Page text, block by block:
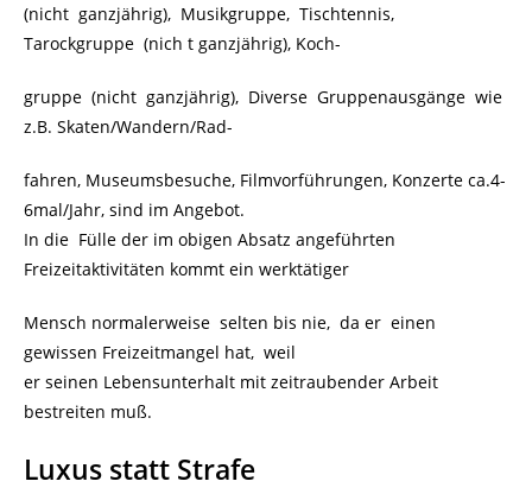
(nicht ganzjährig), Musikgruppe, Tischtennis,
Tarockgruppe (nich t ganzjährig), Koch-
gruppe (nicht ganzjährig), Diverse Gruppenausgänge wie
z.B. Skaten/Wandern/Rad-
fahren, Museumsbesuche, Filmvorführungen, Konzerte ca.4-
6mal/Jahr, sind im Angebot.
In die Fülle der im obigen Absatz angeführten
Freizeitaktivitäten kommt ein werktätiger
Mensch normalerweise selten bis nie, da er einen
gewissen Freizeitmangel hat, weil
er seinen Lebensunterhalt mit zeitraubender Arbeit
bestreiten muß.
Luxus statt Strafe